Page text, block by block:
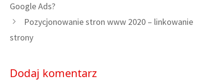
Google Ads?
Pozycjonowanie stron www 2020 – linkowanie
strony
Dodaj komentarz